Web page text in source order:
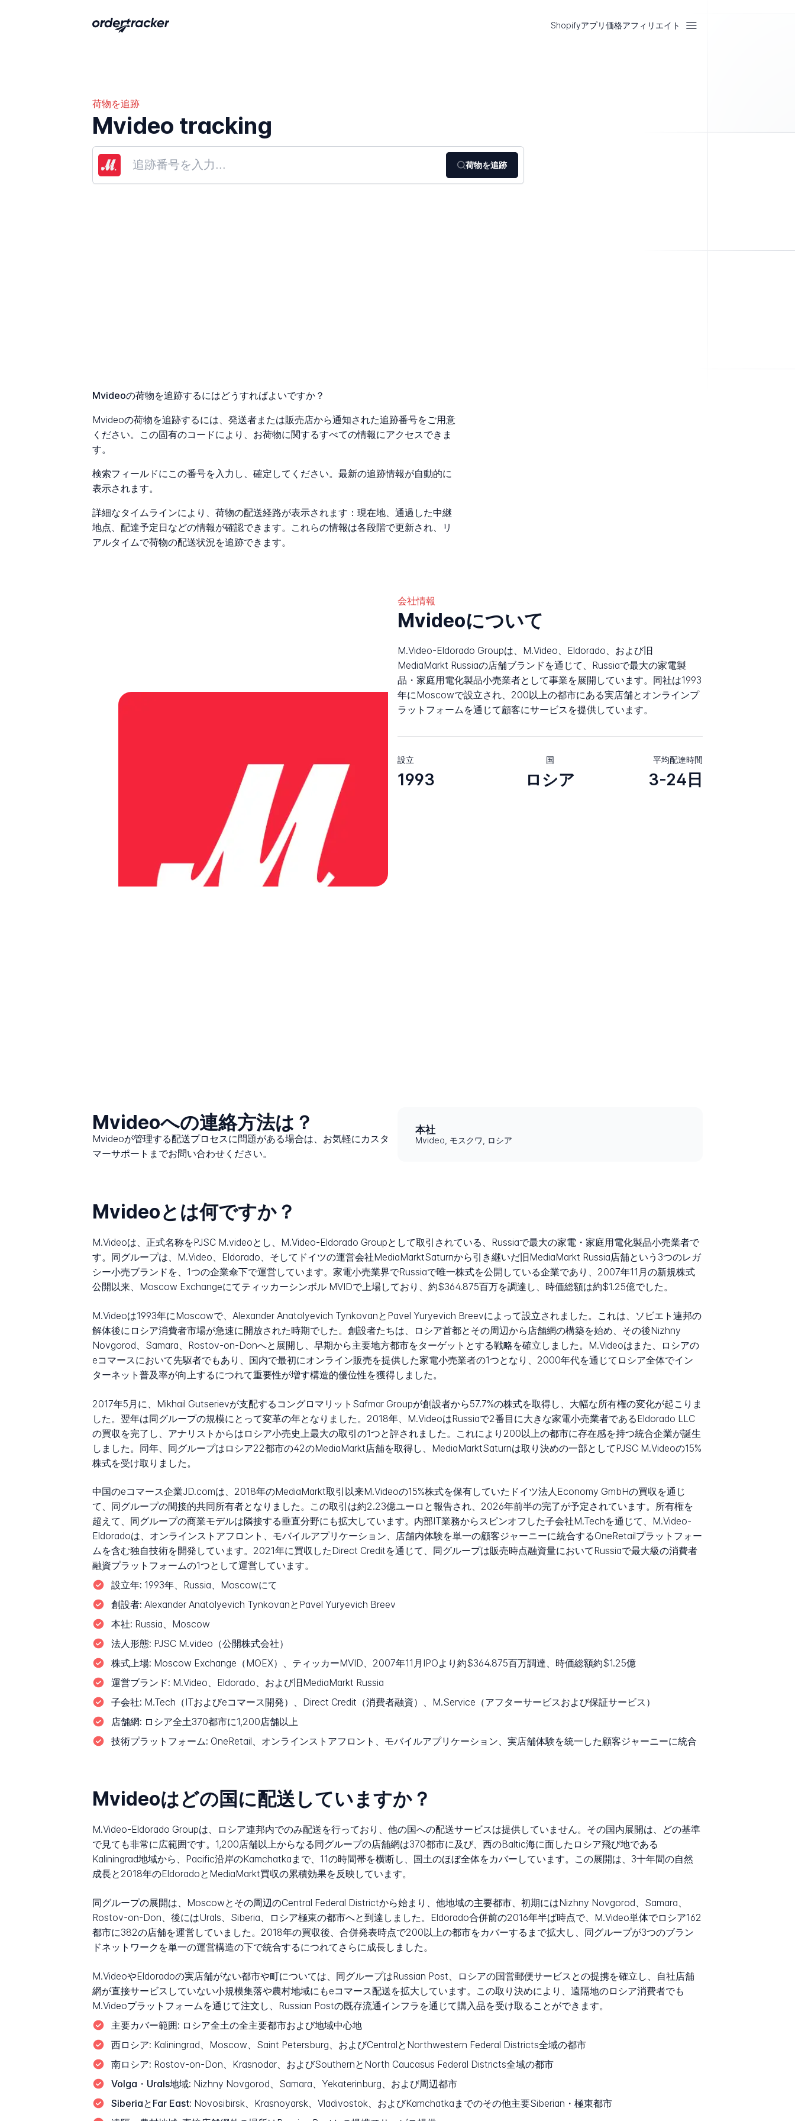
Shopifyアプリ価格アフィリエイト
荷物を追跡
Mvideo tracking
荷物を追跡
Mvideoの荷物を追跡するにはどうすればよいですか？
Mvideoの荷物を追跡するには、発送者または販売店から通知された追跡番号をご用意
ください。この固有のコードにより、お荷物に関するすべての情報にアクセスできま
す。
検索フィールドにこの番号を入力し、確定してください。最新の追跡情報が自動的に
表示されます。
詳細なタイムラインにより、荷物の配送経路が表示されます：現在地、通過した中継
地点、配達予定日などの情報が確認できます。これらの情報は各段階で更新され、リ
アルタイムで荷物の配送状況を追跡できます。
会社情報
Mvideoについて
M.Video-Eldorado Groupは、M.Video、Eldorado、および旧
MediaMarkt Russiaの店舗ブランドを通じて、Russiaで最大の家電製
品・家庭用電化製品小売業者として事業を展開しています。同社は1993
年にMoscowで設立され、200以上の都市にある実店舗とオンラインプ
ラットフォームを通じて顧客にサービスを提供しています。
設立
1993
国
ロシア
平均配達時間
3-24日
Mvideoへの連絡方法は？
Mvideoが管理する配送プロセスに問題がある場合は、お気軽にカスタ
マーサポートまでお問い合わせください。
本社
Mvideo, モスクワ, ロシア
Mvideoとは何ですか？
M.Videoは、正式名称をPJSC M.videoとし、M.Video-Eldorado Groupとして取引されている、Russiaで最大の家電・家庭用電化製品小売業者で
す。同グループは、M.Video、Eldorado、そしてドイツの運営会社MediaMarktSaturnから引き継いだ旧MediaMarkt Russia店舗という3つのレガ
シー小売ブランドを、1つの企業傘下で運営しています。家電小売業界でRussiaで唯一株式を公開している企業であり、2007年11月の新規株式
公開以来、Moscow Exchangeにてティッカーシンボル MVIDで上場しており、約$364.875百万を調達し、時価総額は約$1.25億でした。
M.Videoは1993年にMoscowで、Alexander Anatolyevich TynkovanとPavel Yuryevich Breevによって設立されました。これは、ソビエト連邦の
解体後にロシア消費者市場が急速に開放された時期でした。創設者たちは、ロシア首都とその周辺から店舗網の構築を始め、その後Nizhny
Novgorod、Samara、Rostov-on-Donへと展開し、早期から主要地方都市をターゲットとする戦略を確立しました。M.Videoはまた、ロシアの
eコマースにおいて先駆者でもあり、国内で最初にオンライン販売を提供した家電小売業者の1つとなり、2000年代を通じてロシア全体でイン
ターネット普及率が向上するにつれて重要性が増す構造的優位性を獲得しました。
2017年5月に、Mikhail Gutserievが支配するコングロマリットSafmar Groupが創設者から57.7%の株式を取得し、大幅な所有権の変化が起こりま
した。翌年は同グループの規模にとって変革の年となりました。2018年、M.VideoはRussiaで2番目に大きな家電小売業者であるEldorado LLC
の買収を完了し、アナリストからはロシア小売史上最大の取引の1つと評されました。これにより200以上の都市に存在感を持つ統合企業が誕生
しました。同年、同グループはロシア22都市の42のMediaMarkt店舗を取得し、MediaMarktSaturnは取り決めの一部としてPJSC M.Videoの15%
株式を受け取りました。
中国のeコマース企業JD.comは、2018年のMediaMarkt取引以来M.Videoの15%株式を保有していたドイツ法人Economy GmbHの買収を通じ
て、同グループの間接的共同所有者となりました。この取引は約2.23億ユーロと報告され、2026年前半の完了が予定されています。所有権を
超えて、同グループの商業モデルは隣接する垂直分野にも拡大しています。内部IT業務からスピンオフした子会社M.Techを通じて、M.Video-
Eldoradoは、オンラインストアフロント、モバイルアプリケーション、店舗内体験を単一の顧客ジャーニーに統合するOneRetailプラットフォー
ムを含む独自技術を開発しています。2021年に買収したDirect Creditを通じて、同グループは販売時点融資量においてRussiaで最大級の消費者
融資プラットフォームの1つとして運営しています。
設立年: 1993年、Russia、Moscowにて
創設者: Alexander Anatolyevich TynkovanとPavel Yuryevich Breev
本社: Russia、Moscow
法人形態: PJSC M.video（公開株式会社）
株式上場: Moscow Exchange（MOEX）、ティッカーMVID、2007年11月IPOより約$364.875百万調達、時価総額約$1.25億
運営ブランド: M.Video、Eldorado、および旧MediaMarkt Russia
子会社: M.Tech（ITおよびeコマース開発）、Direct Credit（消費者融資）、M.Service（アフターサービスおよび保証サービス）
店舗網: ロシア全土370都市に1,200店舗以上
技術プラットフォーム: OneRetail、オンラインストアフロント、モバイルアプリケーション、実店舗体験を統一した顧客ジャーニーに統合
Mvideoはどの国に配送していますか？
M.Video-Eldorado Groupは、ロシア連邦内でのみ配送を行っており、他の国への配送サービスは提供していません。その国内展開は、どの基準
で見ても非常に広範囲です。1,200店舗以上からなる同グループの店舗網は370都市に及び、西のBaltic海に面したロシア飛び地である
Kaliningrad地域から、Pacific沿岸のKamchatkaまで、11の時間帯を横断し、国土のほぼ全体をカバーしています。この展開は、3十年間の自然
成長と2018年のEldoradoとMediaMarkt買収の累積効果を反映しています。
同グループの展開は、Moscowとその周辺のCentral Federal Districtから始まり、他地域の主要都市、初期にはNizhny Novgorod、Samara、
Rostov-on-Don、後にはUrals、Siberia、ロシア極東の都市へと到達しました。Eldorado合併前の2016年半ば時点で、M.Video単体でロシア162
都市に382の店舗を運営していました。2018年の買収後、合併発表時点で200以上の都市をカバーするまで拡大し、同グループが3つのブラン
ドネットワークを単一の運営構造の下で統合するにつれてさらに成長しました。
M.VideoやEldoradoの実店舗がない都市や町については、同グループはRussian Post、ロシアの国営郵便サービスとの提携を確立し、自社店舗
網が直接サービスしていない小規模集落や農村地域にもeコマース配送を拡大しています。この取り決めにより、遠隔地のロシア消費者でも
M.Videoプラットフォームを通じて注文し、Russian Postの既存流通インフラを通じて購入品を受け取ることができます。
主要カバー範囲: ロシア全土の全主要都市および地域中心地
西ロシア: Kaliningrad、Moscow、Saint Petersburg、およびCentralとNorthwestern Federal Districts全域の都市
南ロシア: Rostov-on-Don、Krasnodar、およびSouthernとNorth Caucasus Federal Districts全域の都市
Volga・Urals地域: Nizhny Novgorod、Samara、Yekaterinburg、および周辺都市
SiberiaとFar East: Novosibirsk、Krasnoyarsk、Vladivostok、およびKamchatkaまでのその他主要Siberian・極東都市